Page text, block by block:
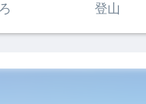
登山